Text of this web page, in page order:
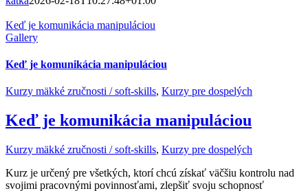
Keď je komunikácia manipuláciou
Gallery
Keď je komunikácia manipuláciou
Kurzy mäkké zručnosti / soft-skills, Kurzy pre dospelých
Keď je komunikácia manipuláciou
Kurzy mäkké zručnosti / soft-skills, Kurzy pre dospelých
Kurz je určený pre všetkých, ktorí chcú získať väčšiu kontrolu nad
svojimi pracovnými povinnosťami, zlepšiť svoju schopnosť